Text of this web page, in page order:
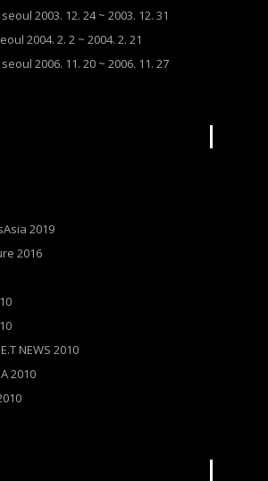
2003. 12. 24 ~ 2003. 12. 31
2004. 2. 2 ~ 2004. 2. 21
2006. 11. 20 ~ 2006. 11. 27
2019
2016
NEWS 2010
2010